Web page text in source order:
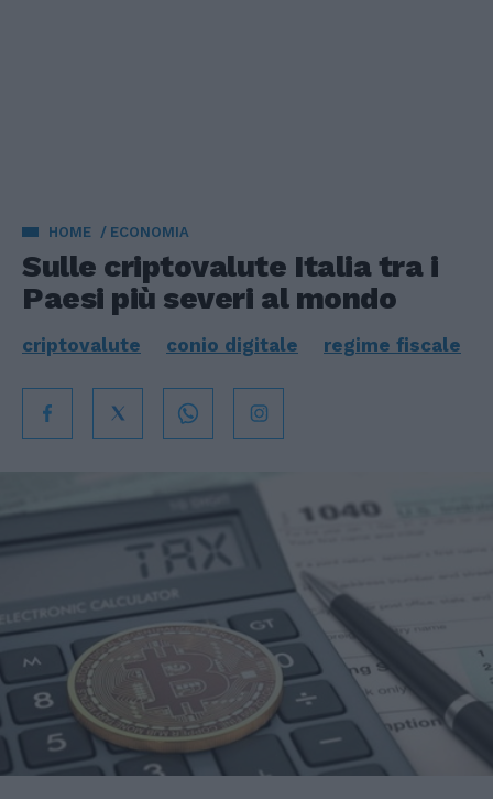
HOME ECONOMIA
Sulle criptovalute Italia tra i
Paesi più severi al mondo
criptovalute conio digitale regime fiscale